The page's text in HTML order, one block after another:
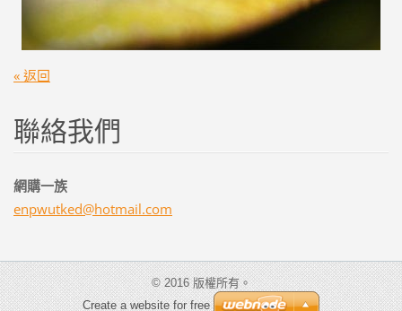
« 返回
聯絡我們
網購一族
enpwutked@hotmail.com
© 2016 版權所有。
Create a website for free